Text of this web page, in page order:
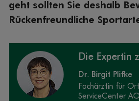
geht sollten Sie deshalb
Rückenfreundliche
Die Expertin
Dr. Birgit Plifke
Fachärztin für
ServiceCenter